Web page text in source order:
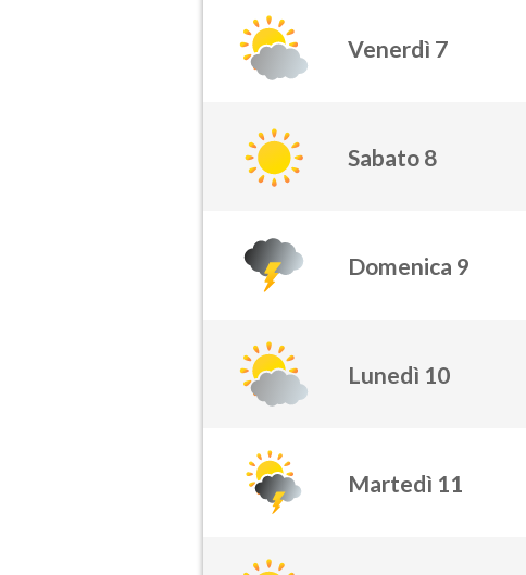
Venerdì 7
Sabato 8
Domenica 9
Lunedì 10
Martedì 11